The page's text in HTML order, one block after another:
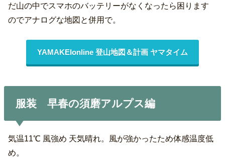
だ山の中でスマホのバッテリーがなくなったら困ります
のでアナログな地図と併用で。
YAMAKEIonline 登山地図＆計画 ヤマタイム
服装 早春の須磨アルプス編
気温11℃ 風強め 天気晴れ。風が強かったため体感温度低
め。